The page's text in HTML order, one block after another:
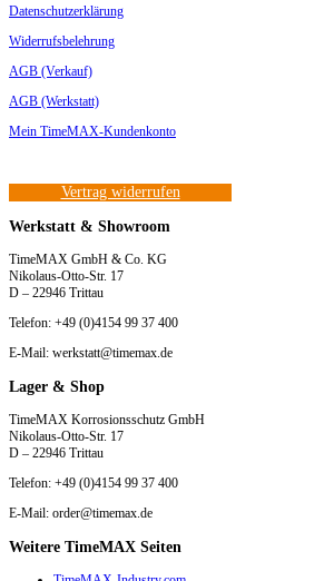
Datenschutzerklärung
Widerrufsbelehrung
AGB (Verkauf)
AGB (Werkstatt)
Mein TimeMAX-Kundenkonto
Vertrag widerrufen
Werkstatt & Showroom
TimeMAX GmbH & Co. KG
Nikolaus-Otto-Str. 17
D – 22946 Trittau
Telefon: +49 (0)4154 99 37 400
E-Mail: werkstatt@timemax.de
Lager & Shop
TimeMAX Korrosionsschutz GmbH
Nikolaus-Otto-Str. 17
D – 22946 Trittau
Telefon: +49 (0)4154 99 37 400
E-Mail: order@timemax.de
Weitere TimeMAX Seiten